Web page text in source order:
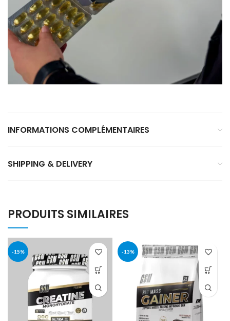
INFORMATIONS COMPLÉMENTAIRES
SHIPPING & DELIVERY
PRODUITS SIMILAIRES
-15% -13%